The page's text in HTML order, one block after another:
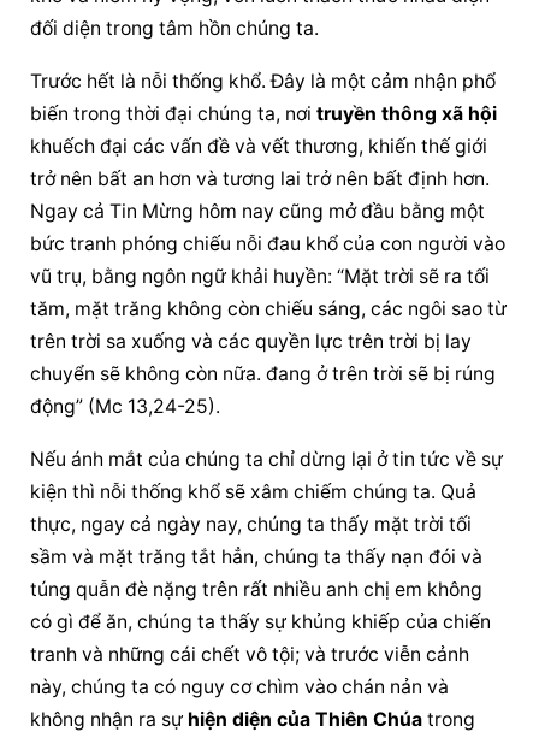
đối diện trong tâm hồn chúng ta.
Trước hết là nỗi thống khổ. Đây là một cảm nhận phổ
biến trong thời đại chúng ta, nơi truyền thông xã hội
khuếch đại các vấn đề và vết thương, khiến thế giới
trở nên bất an hơn và tương lai trở nên bất định hơn.
Ngay cả Tin Mừng hôm nay cũng mở đầu bằng một
bức tranh phóng chiếu nỗi đau khổ của con người vào
vũ trụ, bằng ngôn ngữ khải huyền: “Mặt trời sẽ ra tối
tăm, mặt trăng không còn chiếu sáng, các ngôi sao từ
trên trời sa xuống và các quyền lực trên trời bị lay
chuyển sẽ không còn nữa. đang ở trên trời sẽ bị rúng
động” (Mc 13,24-25).
Nếu ánh mắt của chúng ta chỉ dừng lại ở tin tức về sự
kiện thì nỗi thống khổ sẽ xâm chiếm chúng ta. Quả
thực, ngay cả ngày nay, chúng ta thấy mặt trời tối
sầm và mặt trăng tắt hẳn, chúng ta thấy nạn đói và
túng quẫn đè nặng trên rất nhiều anh chị em không
có gì để ăn, chúng ta thấy sự khủng khiếp của chiến
tranh và những cái chết vô tội; và trước viễn cảnh
này, chúng ta có nguy cơ chìm vào chán nản và
không nhận ra sự hiện diện của Thiên Chúa trong